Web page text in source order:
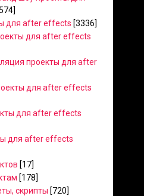
для after effects [3336]
для after effects
проекты для after
для after effects
для after effects
для after effects
[17]
[178]
скрипты [720]